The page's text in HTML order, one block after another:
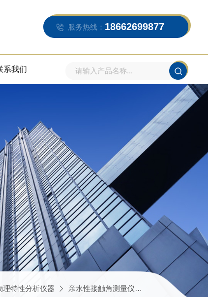
服务热线： 18662699877
系我们
理特性分析仪器 亲水性接触角测量仪 SDC-350亲水性